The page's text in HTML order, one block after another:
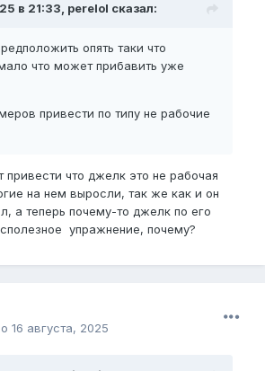
в 21:33, perelol сказал:
опять таки что
что может прибавить уже
привести по типу не рабочие
что джелк это не рабочая
на нем выросли, так же как и он
а теперь почему-то джелк по его
упражнение, почему?
16 августа, 2025